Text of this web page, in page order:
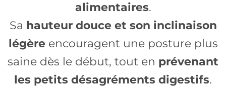
alimentaires.
Sa hauteur douce et son inclinaison
légèreencouragent une posture plus
saine dès le début, tout en prévenant
les petits désagréments digestifs.